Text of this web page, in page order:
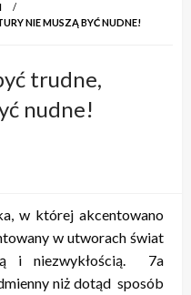
NIE MUSZĄ BYĆ NUDNE!
trudne,
nudne!
w której akcentowano
w utworach świat
i niezwykłością. 7a
niż dotąd sposób